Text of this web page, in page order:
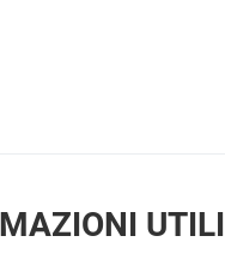
UTILI